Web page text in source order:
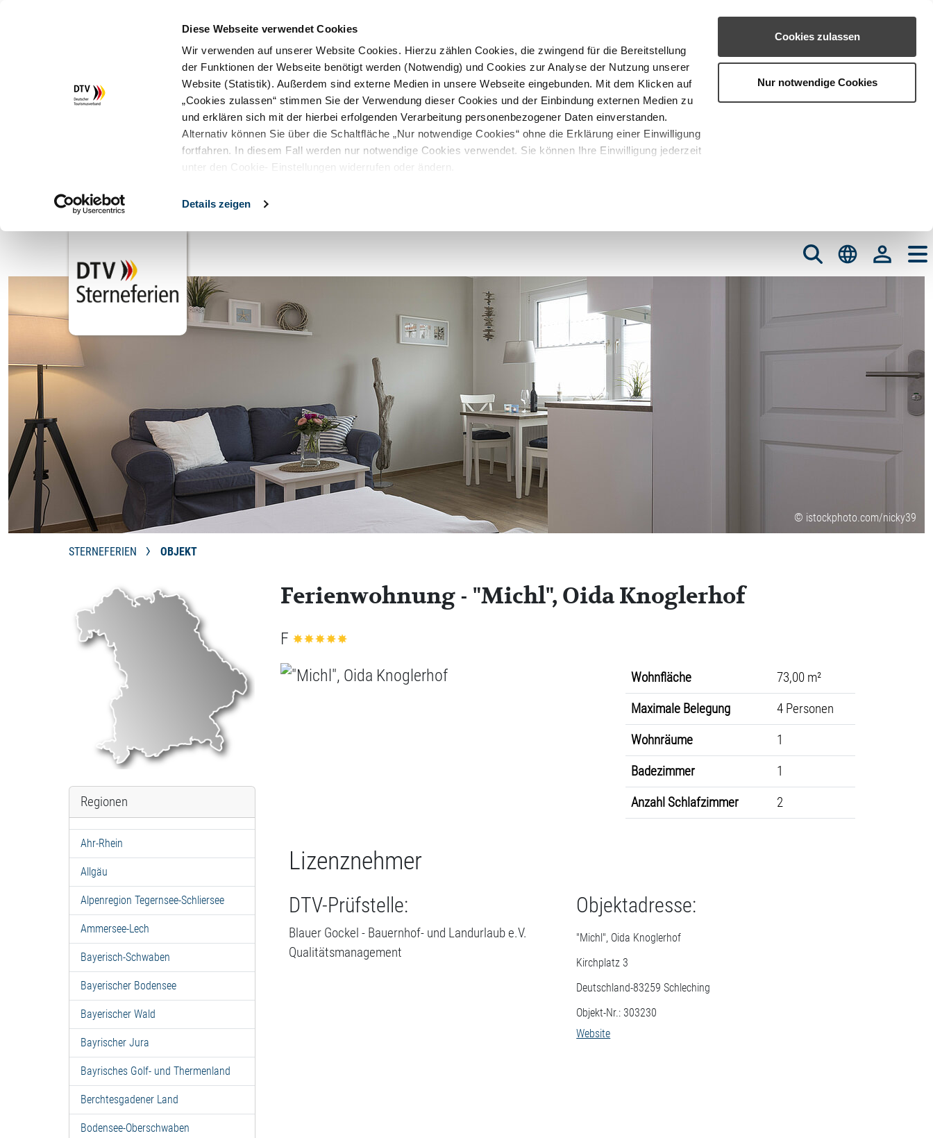
Diese Webseite verwendet Cookies
Wir verwenden auf unserer Website Cookies. Hierzu zählen Cookies, die zwingend für die Bereitstellung
der Funktionen der Webseite benötigt werden (Notwendig) und Cookies zur Analyse der Nutzung unserer
Website (Statistik). Außerdem sind externe Medien in unsere Webseite eingebunden. Mit dem Klicken auf
„Cookies zulassen“ stimmen Sie der Verwendung dieser Cookies und der Einbindung externen Medien zu
und erklären sich mit der hierbei erfolgenden Verarbeitung personenbezogener Daten einverstanden.
Alternativ können Sie über die Schaltfläche „Nur notwendige Cookies“ ohne die Erklärung einer Einwilligung
fortfahren. In diesem Fall werden nur notwendige Cookies verwendet. Sie können Ihre Einwilligung jederzeit
unter den Cookie- Einstellungen widerrufen oder ändern.
Details zeigen
Cookies zulassen
Nur notwendige Cookies
© istockphoto.com/nicky39
STERNEFERIEN OBJEKT
Regionen
Ahr-Rhein
Allgäu
Alpenregion Tegernsee-Schliersee
Ammersee-Lech
Bayerisch-Schwaben
Bayerischer Bodensee
Bayerischer Wald
Bayrischer Jura
Bayrisches Golf- und Thermenland
Berchtesgadener Land
Bodensee-Oberschwaben
Ferienwohnung - "Michl", Oida Knoglerhof
F
Wohnfläche
73,00 m²
Maximale Belegung
4 Personen
Wohnräume
1
Badezimmer
1
Anzahl Schlafzimmer
2
Lizenznehmer
DTV-Prüfstelle:
Blauer Gockel - Bauernhof- und Landurlaub e.V.
Qualitätsmanagement
Objektadresse:
"Michl", Oida Knoglerhof
Kirchplatz 3
Deutschland-83259 Schleching
Objekt-Nr.: 303230
Website